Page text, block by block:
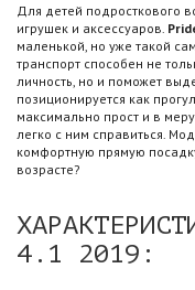
Для детей подросткового
игрушек и аксессуаров.
маленькой, но уже такой
транспорт способен не
личность, но и поможет
позиционируется как
максимально прост и в
легко с ним справиться.
комфортную прямую
возрасте?
4.1 2019: